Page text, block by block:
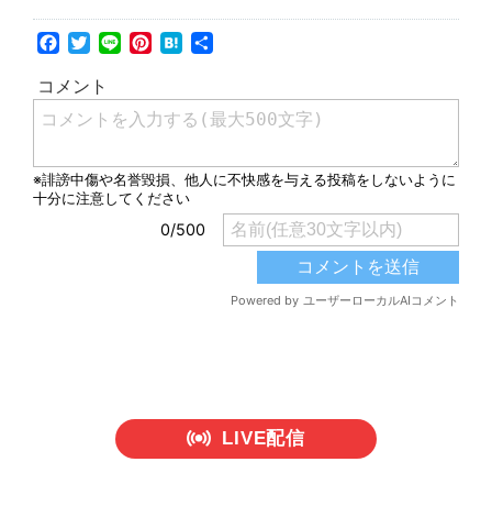
Facebook
Twitter
LinePinterest
Hatena
共
LIVE配信